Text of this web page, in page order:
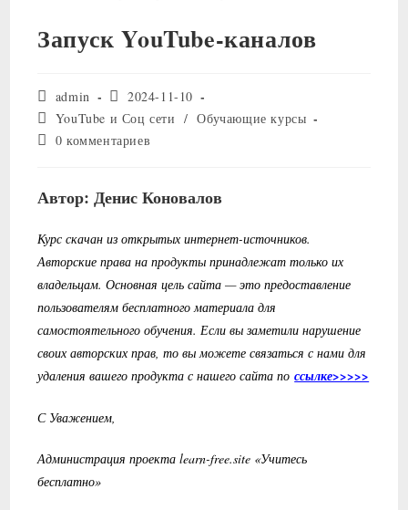
Запуск YouTube-каналов
Автор
записи:
admin
Запись
опубликована:
2024-11-10
Рубрика
записи:
YouTube и Соц сети / Обучающие курсы
Комментарии
0 комментариев
Автор: Денис Коновалов
Курс скачан из открытых интернет-источников.
Авторские права на продукты принадлежат только их
владельцам. Основная цель сайта — это предоставление
пользователям бесплатного материала для
самостоятельного обучения. Если вы заметили нарушение
своих авторских прав, то вы можете связаться с нами для
удаления вашего продукта с нашего сайта поссылке>>>>>
С Уважением,
Администрация проекта learn-free.site «Учитесь
бесплатно»